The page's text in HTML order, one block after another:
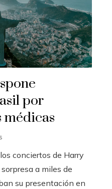
por
conciertos de Harry
a miles de
su presentación en